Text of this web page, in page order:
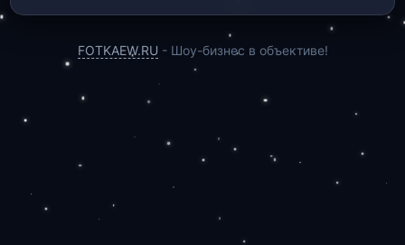
FOTKAEW.RU - Шоу-бизнес в объективе!